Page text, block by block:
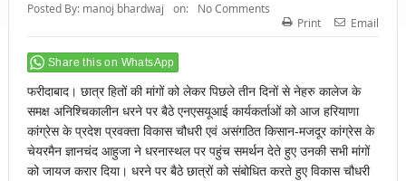
Posted By: manoj bhardwaj on:
No Comments
Print
Email
Share this on WhatsApp
फरीदाबाद। छात्र हितों की मांगों को लेकर पिछले तीन दिनों से नेहरु कालेज के
समक्ष अनिश्चिकालीन धरने पर बैठे एनएसयूआई कार्यकर्ताओं को आज हरियाणा
कांग्रेस के प्रदेश प्रवक्ता विकास चौधरी एवं असंगठित किसान-मजदूर कांग्रेस के
चेयरमैन ज्ञानचंद आहुजा ने धरनास्थल पर पहुंच समर्थन देते हुए उनकी सभी मांगों
को जायज करार दिया। धरने पर बैठे छात्रों को संबोधित करते हुए विकास चौधरी